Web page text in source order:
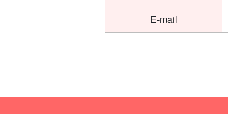
E-mail